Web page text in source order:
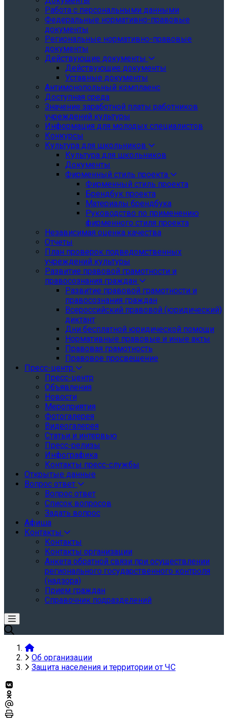
Работа с персональными данными
Федеральные нормативно-правовые
документы
Региональные нормативно-правовые
документы
Действующие документы
Действующие документы
Уставные документы
Антимонопольный комплаенс
Доступная среда
Значение заработной платы работников
учреждений культуры
Информация для молодых специалистов
Конкурсы
Культура для школьников
Культура для школьников
Документы
Фирменный стиль проекта
Фирменный стиль проекта
Брендбук проекта
Материалы брендбука
Руководство по применению
фирменного стиля проекта
Независимая оценка качества
Отчеты
План проверок подведомственных
учреждений культуры
Развитие правовой грамотности и
правосознания граждан
Развитие правовой грамотности и
правосознания граждан
Всероссийский правовой (юридический)
диктант
Дни бесплатной юридической помощи
Нормативные правовые и иные акты
Правовая грамотность
Правовое просвещение
Пресс-центр
Пресс-центр
Объявления
Новости
Мероприятия
Фотогалерея
Видеогалерея
Статьи и интервью
Пресс-релизы
Инфографика
Контакты пресс-службы
Открытые данные
Вопрос ответ
Вопрос ответ
Список вопросов
Задать вопрос
Афиша
Контакты
Контакты
Контакты организации
Анкета обратной связи при осуществлении
регионального государственного контроля
(надзора)
Прием граждан
Справочник подразделений
Об организации
Защита населения и территории от ЧС